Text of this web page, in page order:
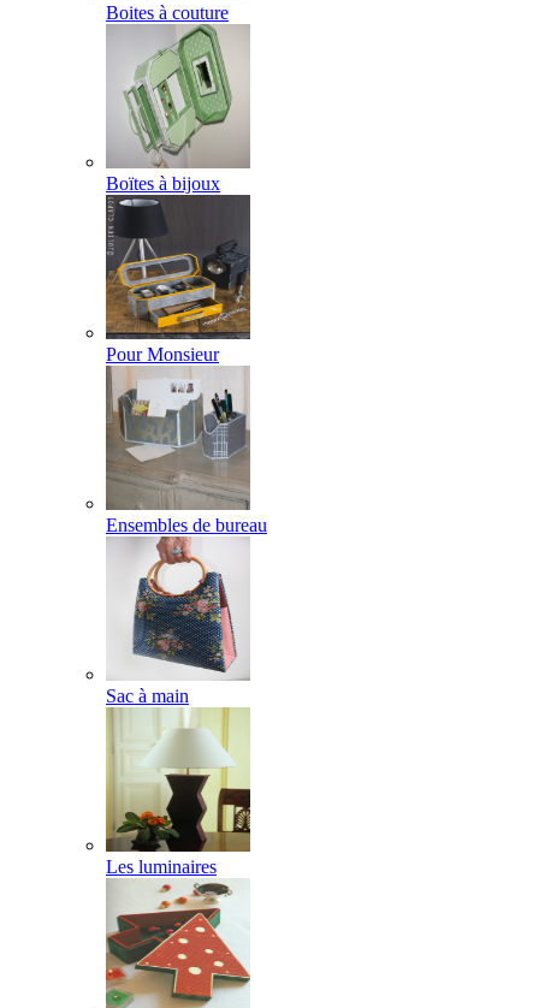
Boites à couture
Boïtes à bijoux
Pour Monsieur
Ensembles de bureau
Sac à main
Les luminaires